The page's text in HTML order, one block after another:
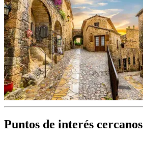
Puntos de interés cercanos